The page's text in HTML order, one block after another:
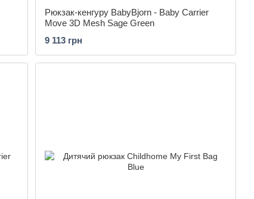
Рюкзак-кенгуру BabyBjorn - Baby Carrier
Move 3D Mesh Sage Green
9 113 грн